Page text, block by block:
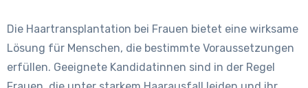
Die Haartransplantation bei Frauen bietet eine wirksame
Lösung für Menschen, die bestimmte Voraussetzungen
erfüllen. Geeignete Kandidatinnen sind in der Regel